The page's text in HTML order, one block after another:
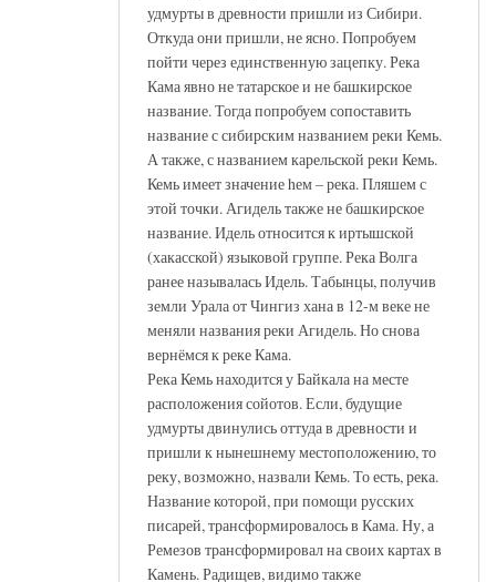
удмурты в древности пришли из Сибири.
Откуда они пришли, не ясно. Попробуем
пойти через единственную зацепку. Река
Кама явно не татарское и не башкирское
название. Тогда попробуем сопоставить
название с сибирским названием реки Кемь.
А также, с названием карельской реки Кемь.
Кемь имеет значение hем – река. Пляшем с
этой точки. Агидель также не башкирское
название. Идель относится к иртышской
(хакасской) языковой группе. Река Волга
ранее называлась Идель. Табынцы, получив
земли Урала от Чингиз хана в 12-м веке не
меняли названия реки Агидель. Но снова
вернёмся к реке Кама.
Река Кемь находится у Байкала на месте
расположения сойотов. Если, будущие
удмурты двинулись оттуда в древности и
пришли к нынешнему местоположению, то
реку, возможно, назвали Кемь. То есть, река.
Название которой, при помощи русских
писарей, трансформировалось в Кама. Ну, а
Ремезов трансформировал на своих картах в
Камень. Радищев, видимо также